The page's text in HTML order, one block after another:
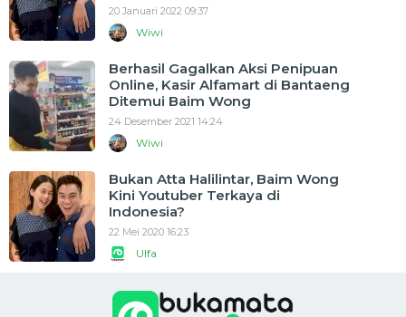
20 Januari 2022 09:37
Wiwi
Berhasil Gagalkan Aksi Penipuan
Online, Kasir Alfamart di Bantaeng
Ditemui Baim Wong
24 Desember 2021 14:24
Wiwi
Bukan Atta Halilintar, Baim Wong
Kini Youtuber Terkaya di
Indonesia?
22 Mei 2020 16:23
Ulfa